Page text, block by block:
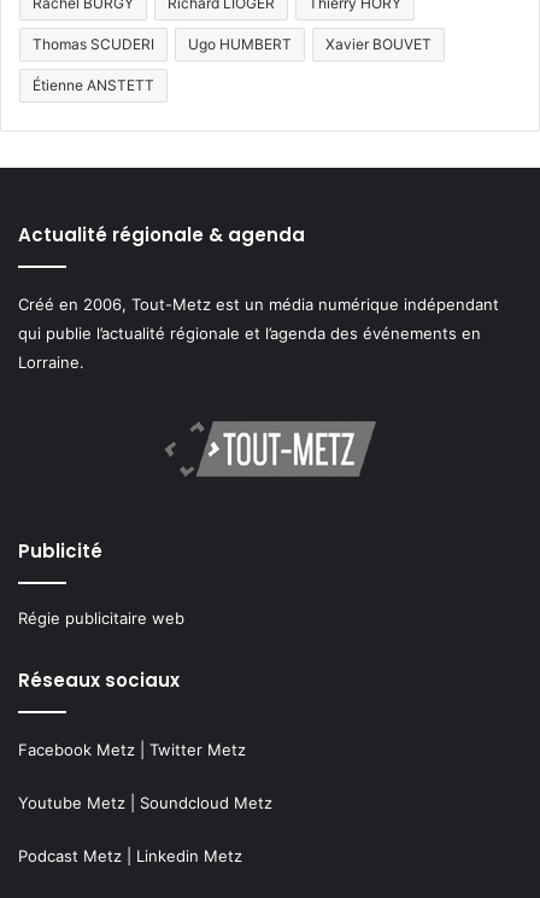
Thomas SCUDERI Ugo HUMBERT Xavier BOUVET
Étienne ANSTETT
Actualité régionale & agenda
Créé en 2006, Tout-Metz est un média numérique indépendant
qui publie l’actualité régionale et l’agenda des événements en
Lorraine.
Publicité
Régie publicitaire web
Réseaux sociaux
Facebook Metz Twitter Metz
Youtube Metz Soundcloud Metz
Podcast Metz Linkedin Metz